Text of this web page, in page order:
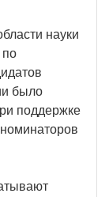
науки
по
было
поддержке